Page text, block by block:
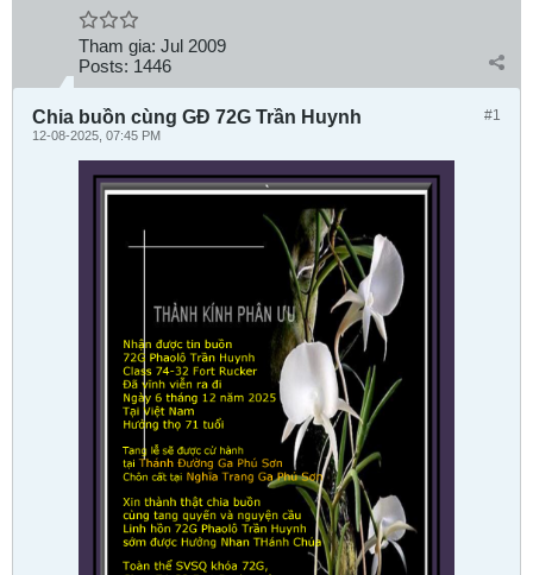
Tham gia: Jul 2009
Posts: 1446
#1
Chia buồn cùng GĐ 72G Trần Huynh
12-08-2025, 07:45 PM